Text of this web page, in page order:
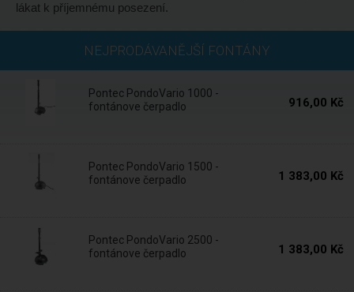
lákat k příjemnému posezení.
NEJPRODÁVANĚJŠÍ FONTÁNY
Pontec PondoVario 1000 -
fontánove čerpadlo
916,00 Kč
Pontec PondoVario 1500 -
fontánove čerpadlo
1 383,00 Kč
Pontec PondoVario 2500 -
fontánove čerpadlo
1 383,00 Kč